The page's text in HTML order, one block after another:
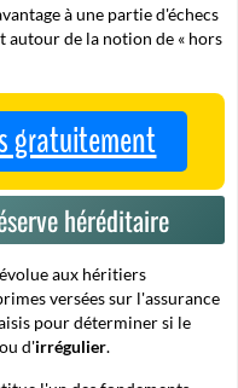
à une partie d'échecs
de la notion de « hors
gratuitement
héréditaire
aux héritiers
versées sur l'assurance
pour déterminer si le
ou d'irrégulier.